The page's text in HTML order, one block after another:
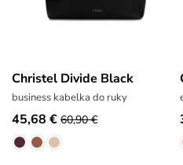
Christel Divide Black
business kabelka do ruky
45,68 € 60,90 €